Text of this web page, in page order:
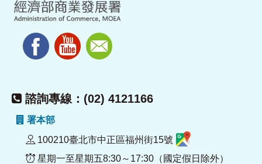
諮詢專線：(02) 4121166
署本部
100210臺北市中正區福州街15號
星期一至星期五8:30～17:30（國定假日除外）